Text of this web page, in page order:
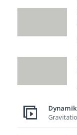
Dynamik